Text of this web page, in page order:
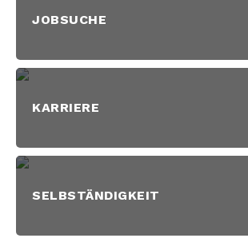
JOBSUCHE
KARRIERE
SELBSTÄNDIGKEIT